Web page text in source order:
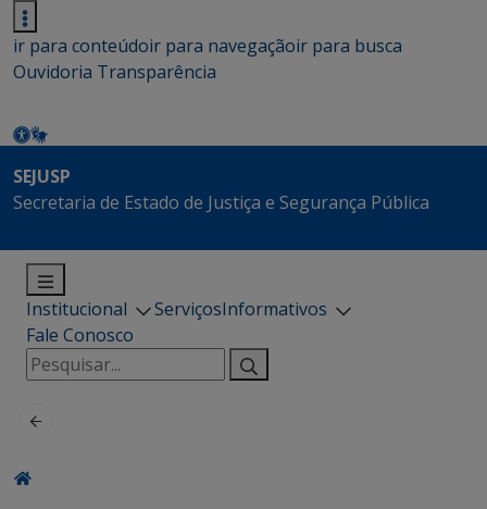
ir para conteúdoir para navegaçãoir para busca
Ouvidoria Transparência
SEJUSP
Secretaria de Estado de Justiça e Segurança Pública
Institucional ServiçosInformativos
Fale Conosco
Pesquisar
por: